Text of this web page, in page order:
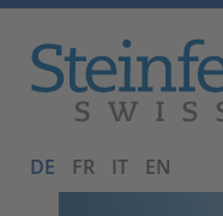
DE FR IT EN